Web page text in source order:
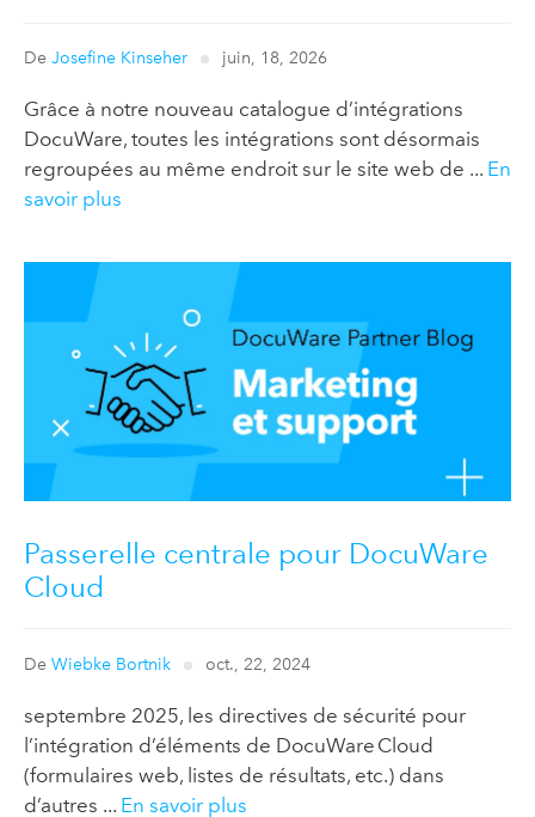
De Josefine Kinseher juin, 18, 2026
Grâce à notre nouveau catalogue d’intégrations
DocuWare, toutes les intégrations sont désormais
regroupées au même endroit sur le site web de ... En
savoir plus
Passerelle centrale pour DocuWare
Cloud
De Wiebke Bortnik oct., 22, 2024
septembre 2025, les directives de sécurité pour
l’intégration d’éléments de DocuWare Cloud
(formulaires web, listes de résultats, etc.) dans
d’autres ... En savoir plus